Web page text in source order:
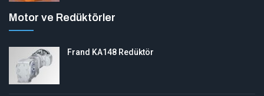
Motor ve Redüktörler
Frand KA148 Redüktör